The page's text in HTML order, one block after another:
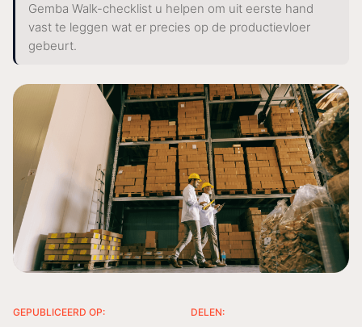
Gemba Walk-checklist u helpen om uit eerste hand
vast te leggen wat er precies op de productievloer
gebeurt.
GEPUBLICEERD OP: DELEN: